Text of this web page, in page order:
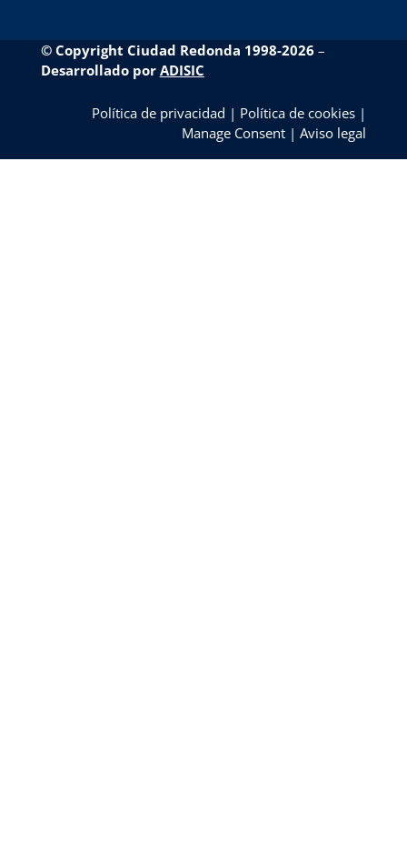
© Copyright Ciudad Redonda 1998-2026 –
Desarrollado por ADISIC
Política de privacidad | Política de cookies |
Manage Consent |Aviso legal